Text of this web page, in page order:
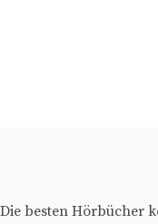
Die besten Hörbücher